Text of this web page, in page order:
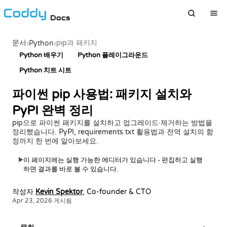
Docs
문서›Python›pip과 패키지
Python 배우기
Python 플레이그라운드
Python 치트 시트
파이썬 pip 사용법: 패키지 설치와
PyPI 완벽 정리
pip으로 파이썬 패키지를 설치하고 업그레이드·제거하는 방법을
정리했습니다. PyPI, requirements.txt 활용법과 전역 설치의 함
정까지 한 번에 알아보세요.
▶이 페이지에는 실행 가능한 에디터가 있습니다 - 편집하고 실행
하면 결과를 바로 볼 수 있습니다.
작성자 Kevin Spektor, Co-founder & CTO
Apr 23, 2026 게시됨